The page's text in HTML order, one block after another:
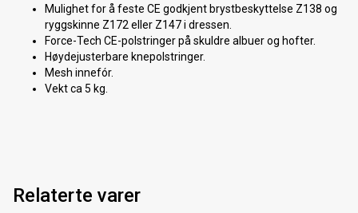
Mulighet for å feste CE godkjent brystbeskyttelse Z138 og
ryggskinne Z172 eller Z147 i dressen.
Force-Tech CE-polstringer på skuldre albuer og hofter.
Høydejusterbare knepolstringer.
Mesh innefór.
Vekt ca 5 kg.
Relaterte varer